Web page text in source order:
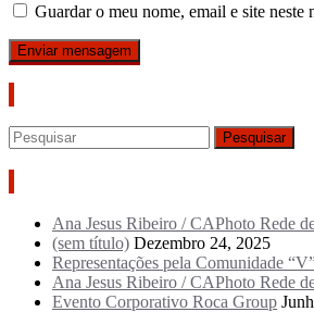
Guardar o meu nome, email e site neste
Ana Jesus Ribeiro / CAPhoto Rede
(sem título) Dezembro 24, 2025
Representações pela Comunidade
Ana Jesus Ribeiro / CAPhoto Rede
Evento Corporativo Roca Group